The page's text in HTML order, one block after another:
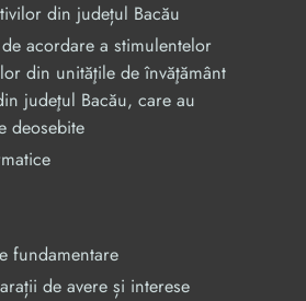
din județul Bacău
de acordare a stimulentelor
din unităţile de învăţământ
judeţul Bacău, care au
deosebite
fundamentare
de avere și interese